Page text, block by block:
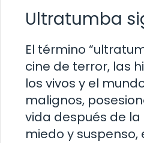
Ultratumba
El término
cine de terror, las
los vivos y el
malignos,
vida después de
miedo y